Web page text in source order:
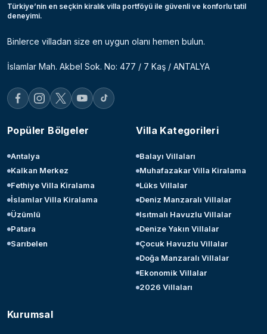
Türkiye’nin en seçkin kiralık villa portföyü ile güvenli ve konforlu tatil
deneyimi.
Binlerce villadan size en uygun olanı hemen bulun.
İslamlar Mah. Akbel Sok. No: 477 / 7 Kaş / ANTALYA
Popüler Bölgeler
Antalya
Kalkan Merkez
Fethiye Villa Kiralama
İslamlar Villa Kiralama
Üzümlü
Patara
Sarıbelen
Villa Kategorileri
Balayı Villaları
Muhafazakar Villa Kiralama
Lüks Villalar
Deniz Manzaralı Villalar
Isıtmalı Havuzlu Villalar
Denize Yakın Villalar
Çocuk Havuzlu Villalar
Doğa Manzaralı Villalar
Ekonomik Villalar
2026 Villaları
Kurumsal